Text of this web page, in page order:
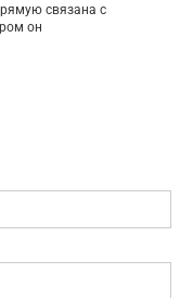
связана с
он